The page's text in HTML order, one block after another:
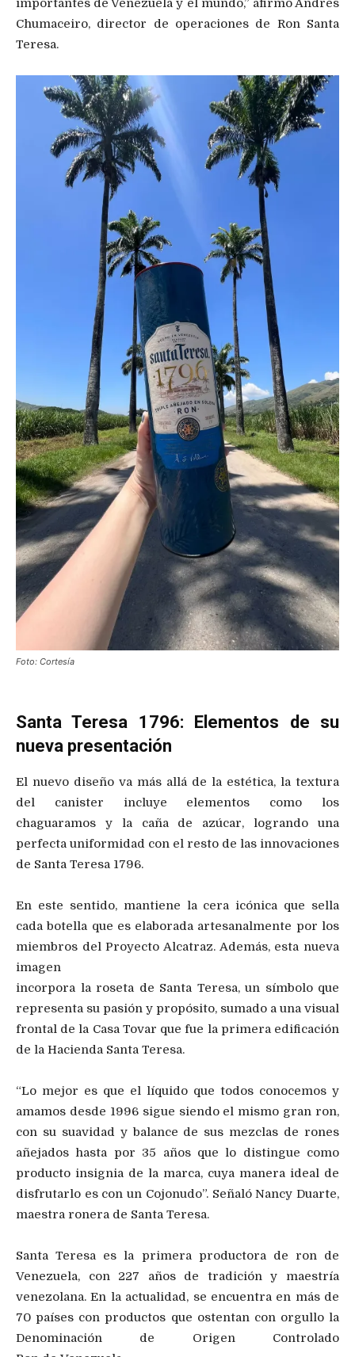
importantes de Venezuela y el mundo,” afirmó Andrés
Chumaceiro, director de operaciones de Ron Santa
Teresa.
Foto: Cortesía
Santa Teresa 1796: Elementos de su
nueva presentación
El nuevo diseño va más allá de la estética, la textura
del canister incluye elementos como los
chaguaramos y la caña de azúcar, logrando una
perfecta uniformidad con el resto de las innovaciones
de Santa Teresa 1796.
En este sentido, mantiene la cera icónica que sella
cada botella que es elaborada artesanalmente por los
miembros del Proyecto Alcatraz. Además, esta nueva
imagen
incorpora la roseta de Santa Teresa, un símbolo que
representa su pasión y propósito, sumado a una visual
frontal de la Casa Tovar que fue la primera edificación
de la Hacienda Santa Teresa.
“Lo mejor es que el líquido que todos conocemos y
amamos desde 1996 sigue siendo el mismo gran ron,
con su suavidad y balance de sus mezclas de rones
añejados hasta por 35 años que lo distingue como
producto insignia de la marca, cuya manera ideal de
disfrutarlo es con un Cojonudo”. Señaló Nancy Duarte,
maestra ronera de Santa Teresa.
Santa Teresa es la primera productora de ron de
Venezuela, con 227 años de tradición y maestría
venezolana. En la actualidad, se encuentra en más de
70 países con productos que ostentan con orgullo la
Denominación de Origen Controlado